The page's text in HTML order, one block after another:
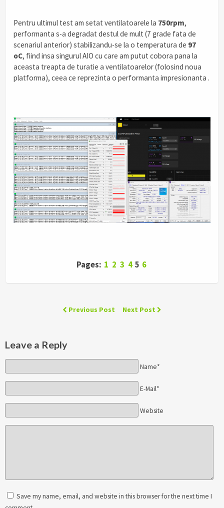
Pentru ultimul test am setat ventilatoarele la 750rpm,
performanta s-a degradat destul de mult (7 grade fata de
scenariul anterior) stabilizandu-se la o temperatura de 97
oC, fiind insa singurul AIO cu care am putut cobora pana la
aceasta treapta de turatie a ventilatoarelor (folosind noua
platforma), ceea ce reprezinta o performanta impresionanta .
Pages: 1 2 3 4 5 6
Previous Post Next Post
Leave a Reply
Name*
E-Mail*
Website
Save my name, email, and website in this browser for the next time I